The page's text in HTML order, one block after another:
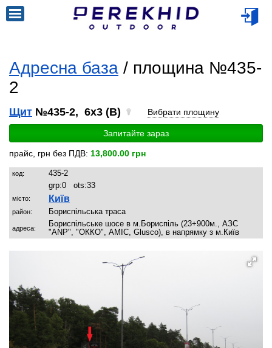
Адресна база / площина №435-
2
Щит №435-2, 6x3 (B) Вибрати площину
Запитайте зараз
прайс, грн без ПДВ: 13,800.00 грн
код:
435-2
grp:0 ots:33
місто: Київ
район: Бориспільська траса
адреса:
Бориспільське шосе в м.Бориспіль (23+900м., АЗС
"ANP", "ОККО", AMIC, Glusco), в напрямку з м.Київ